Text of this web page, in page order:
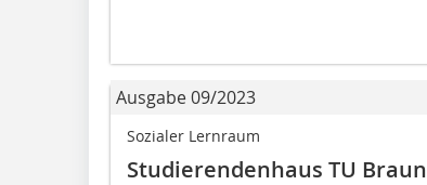
Ausgabe 09/2023
Sozialer Lernraum
Studierendenhaus TU